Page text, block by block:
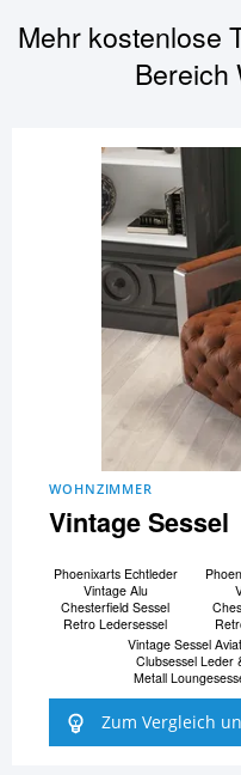
Mehr kostenlose
Bereich
WOHNZIMMER
Vintage Sessel
Phoenixarts Echtleder
Vintage Alu
Chesterfield Sessel
Retro Ledersessel
Vintage Sessel
Clubsessel Leder
Metall
Zum Vergleich